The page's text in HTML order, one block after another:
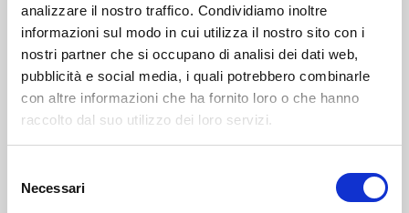
analizzare il nostro traffico. Condividiamo inoltre
informazioni sul modo in cui utilizza il nostro sito con i
nostri partner che si occupano di analisi dei dati web,
pubblicità e social media, i quali potrebbero combinarle
con altre informazioni che ha fornito loro o che hanno
raccolto dal suo utilizzo dei loro servizi.
delNecessari
Contatti Privacy Policy Cookie Policy